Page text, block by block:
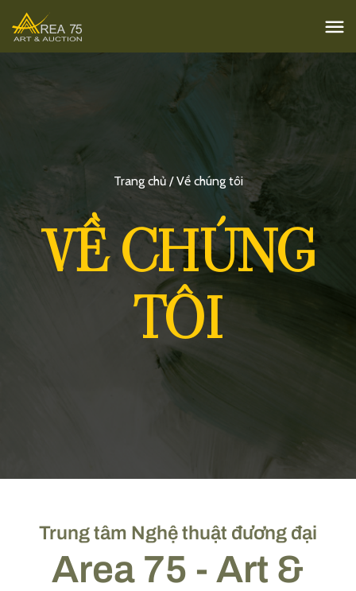
Trang chủ / Về chúng tôi
VỀ CHÚNG
TÔI
Trung tâm Nghệ thuật đương đại
Area 75 - Art &